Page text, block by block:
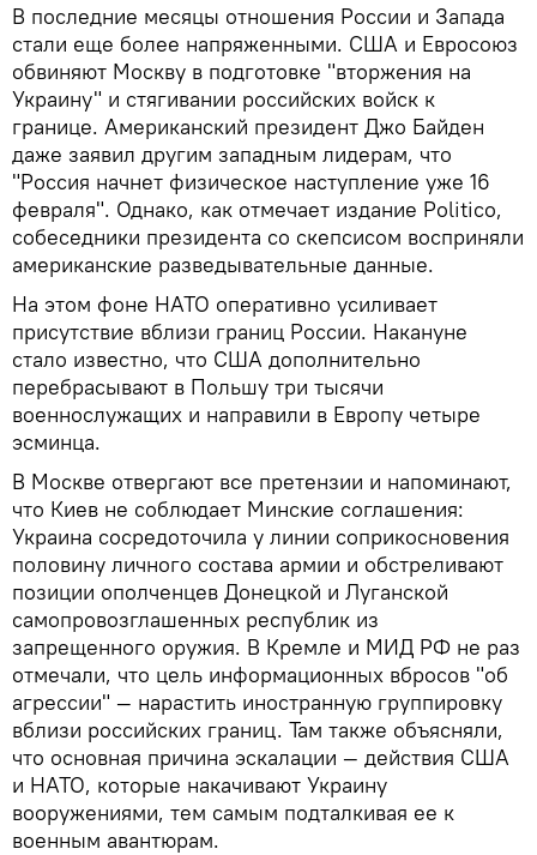
В последние месяцы отношения России и Запада
стали еще более напряженными. США и Евросоюз
обвиняют Москву в подготовке "вторжения на
Украину" и стягивании российских войск к
границе. Американский президент Джо Байден
даже заявил другим западным лидерам, что
"Россия начнет физическое наступление уже 16
февраля". Однако, как отмечает издание Politico,
собеседники президента со скепсисом восприняли
американские разведывательные данные.
На этом фоне НАТО оперативно усиливает
присутствие вблизи границ России. Накануне
стало известно, что США дополнительно
перебрасывают в Польшу три тысячи
военнослужащих и направили в Европу четыре
эсминца.
В Москве отвергают все претензии и напоминают,
что Киев не соблюдает Минские соглашения:
Украина сосредоточила у линии соприкосновения
половину личного состава армии и обстреливают
позиции ополченцев Донецкой и Луганской
самопровозглашенных республик из
запрещенного оружия. В Кремле и МИД РФ не раз
отмечали, что цель информационных вбросов "об
агрессии" — нарастить иностранную группировку
вблизи российских границ. Там также объясняли,
что основная причина эскалации — действия США
и НАТО, которые накачивают Украину
вооружениями, тем самым подталкивая ее к
военным авантюрам.